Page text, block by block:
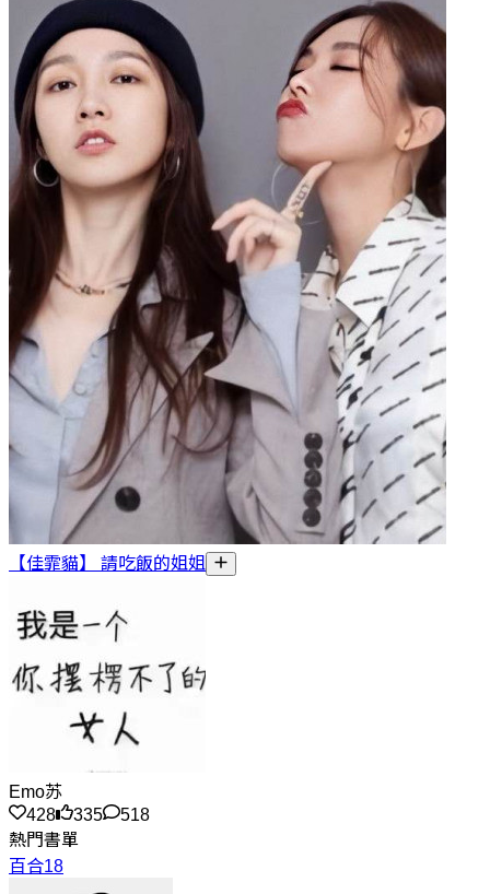
【佳霏貓】 請吃飯的姐姐
Emo苏
428
335
518
熱門書單
百合18